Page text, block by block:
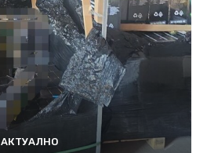
АКТУАЛНО